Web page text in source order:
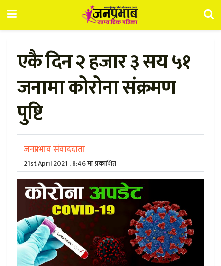
एकै दिन २ हजार ३ सय ५१
जनामा कोरोना संक्रमण
पुष्टि
जनप्रभाव संवाददाता
21st April 2021 , 8:46 मा प्रकाशित